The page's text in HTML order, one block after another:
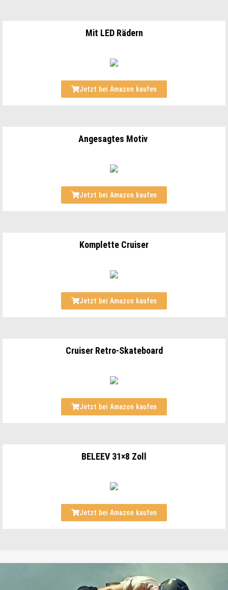
Mit LED Rädern
Jetzt bei Amazon kaufen
Angesagtes Motiv
Jetzt bei Amazon kaufen
Komplette Cruiser
Jetzt bei Amazon kaufen
Cruiser Retro-Skateboard
Jetzt bei Amazon kaufen
BELEEV 31×8 Zoll
Jetzt bei Amazon kaufen